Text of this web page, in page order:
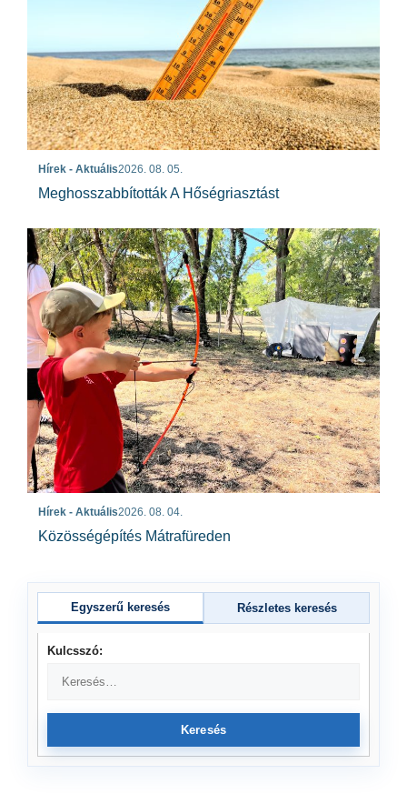
Hírek - Aktuális2026. 08. 05.
Meghosszabbították A Hőségriasztást
Hírek - Aktuális2026. 08. 04.
Közösségépítés Mátrafüreden
Egyszerű keresés Részletes keresés
Kulcsszó:
Keresés